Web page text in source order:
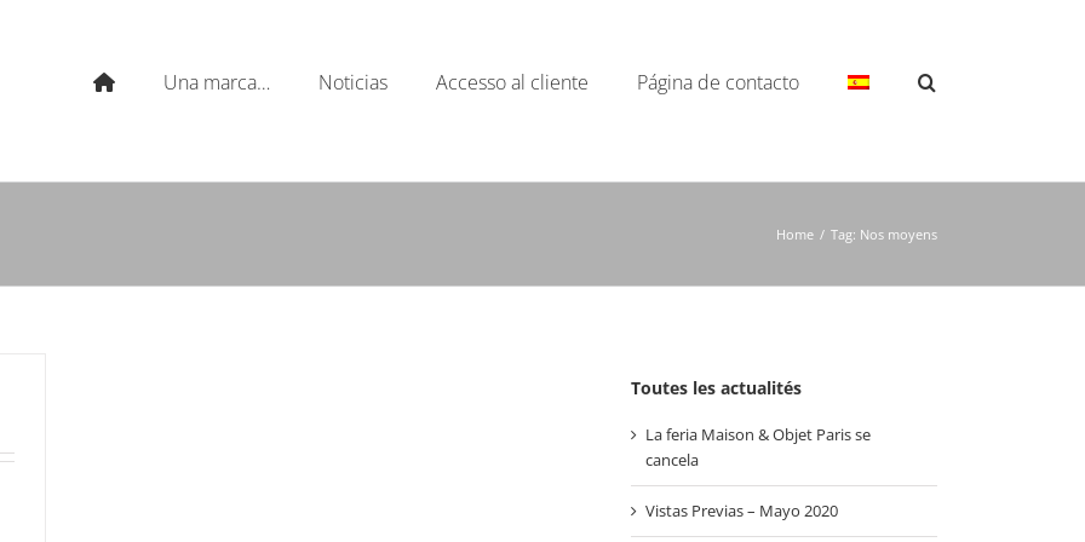
Una marca… Noticias Accesso al cliente Página de contacto
Home / Tag: Nos moyens
Toutes les actualités
La feria Maison & Objet Paris se
cancela
Vistas Previas – Mayo 2020